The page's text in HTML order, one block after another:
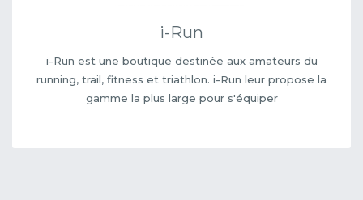
i-Run
i-Run est une boutique destinée aux amateurs du
running, trail, fitness et triathlon. i-Run leur propose la
gamme la plus large pour s'équiper